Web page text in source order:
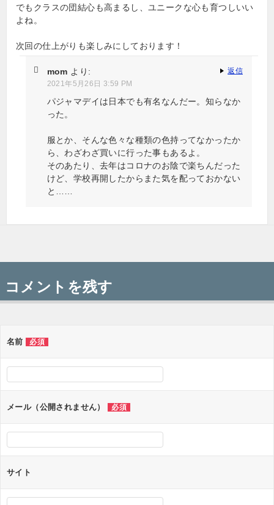
でもクラスの団結心も高まるし、ユニークな心も育つしいい
よね。
次回の仕上がりも楽しみにしております！
mom より:
2021年5月26日 3:59 PM
パジャマデイは日本でも有名なんだー。知らなか
った。
服とか、そんな色々な種類の色持ってなかったか
ら、わざわざ買いに行った事もあるよ。
そのあたり、去年はコロナのお陰で楽ちんだった
けど、学校再開したからまた気を配っておかない
と……
返信
コメントを残す
名前 必須
メール（公開されません） 必須
サイト